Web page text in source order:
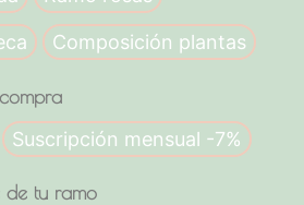
Composición plantas
Suscripción mensual -7%
de tu ramo